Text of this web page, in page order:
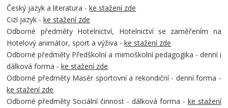
Český jazyk a literatura - ke stažení zde
Cizí jazyk - ke stažení zde
Odborné předměty Hotelnictví, Hotelnictví se zaměřením na
Hotelový animátor, sport a výživa - ke stažení zde
Odborné předměty Předškolní a mimoškolní pedagogika - denní i
dálková forma - ke stažení zde
Odborné předměty Masér sportovní a rekondiční - denní forma -
ke stažení zde
Odborné předměty Sociální činnost - dálková forma - ke stažení